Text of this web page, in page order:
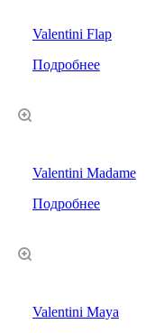
Valentini Flap
Подробнее
Valentini Madame
Подробнее
Valentini Maya